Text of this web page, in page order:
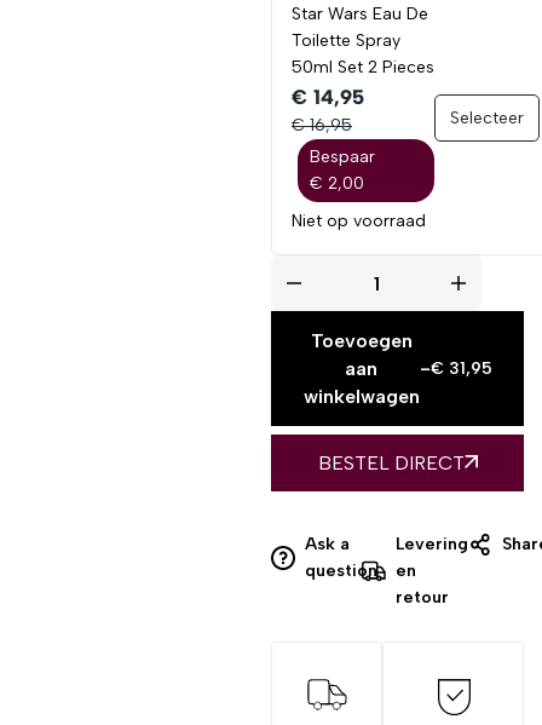
Star Wars Eau De
Toilette Spray
50ml Set 2 Pieces
€ 14,95
€ 16,95
Bespaar
€ 2,00
Niet op voorraad
Selecteer
Toevoegen
aan
winkelwagen
-€ 31,95
BESTEL DIRECT
Ask a
question
Levering
en
retour